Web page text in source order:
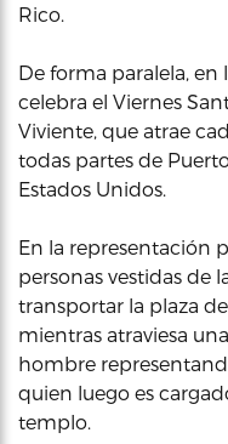
Rico.
De forma paralela, en
celebra el Viernes
Viviente, que atrae
todas partes de
Estados Unidos.
En la representación
personas vestidas de
transportar la plaza
mientras atraviesa
hombre
quien luego es
templo.